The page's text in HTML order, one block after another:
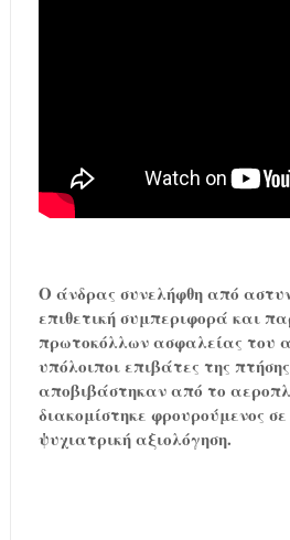
Ο άνδρας συνελήφθη από
επιθετική συμπεριφορά και
πρωτοκόλλων ασφαλείας του
υπόλοιποι επιβάτες της
αποβιβάστηκαν από το
διακομίστηκε φρουρούμενος
ψυχιατρική αξιολόγηση.